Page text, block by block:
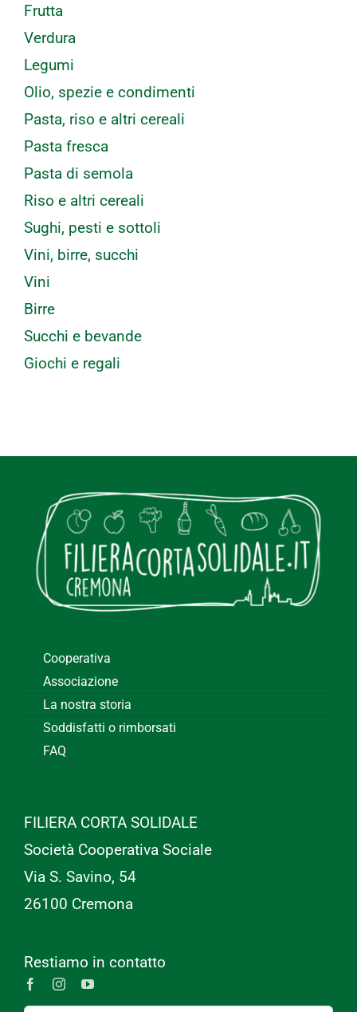
Frutta
Verdura
Legumi
Olio, spezie e condimenti
Pasta, riso e altri cereali
Pasta fresca
Pasta di semola
Riso e altri cereali
Sughi, pesti e sottoli
Vini, birre, succhi
Vini
Birre
Succhi e bevande
Giochi e regali
Cooperativa
Associazione
La nostra storia
Soddisfatti o rimborsati
FAQ
FILIERA CORTA SOLIDALE
Società Cooperativa Sociale
Via S. Savino, 54
26100 Cremona
Restiamo in contatto